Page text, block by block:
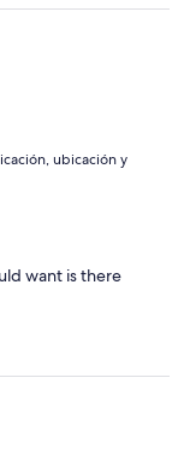
ubicación y
want is there